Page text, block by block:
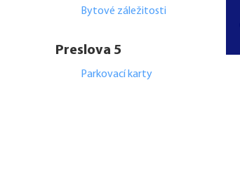
Bytové záležitosti
Preslova 5
Parkovací karty